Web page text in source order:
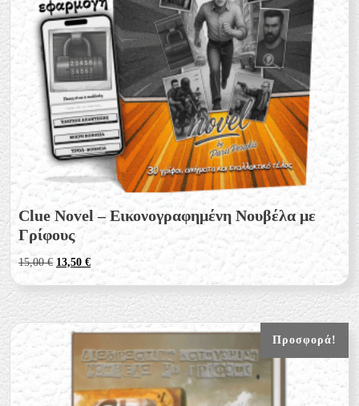
Clue Novel – Εικονογραφημένη Νουβέλα με
Γρίφους
15,00€ Original
15,00 €.
13,50 €Η
τρέχουσα
είναι:
13,50 €.
Προσφορά!